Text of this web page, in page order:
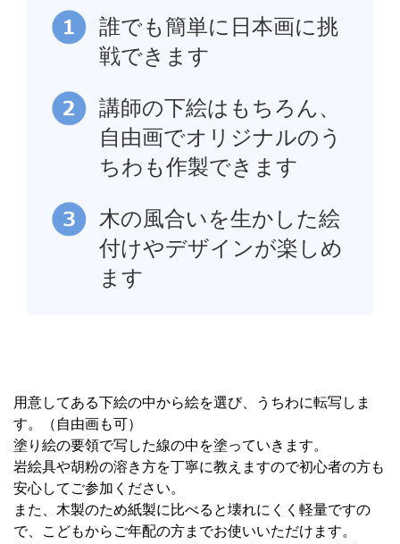
誰でも簡単に日本画に挑
戦できます
講師の下絵はもちろん、
自由画でオリジナルのう
ちわも作製できます
木の風合いを生かした絵
付けやデザインが楽しめ
ます
用意してある下絵の中から絵を選び、うちわに転写しま
す。（自由画も可）
塗り絵の要領で写した線の中を塗っていきます。
岩絵具や胡粉の溶き方を丁寧に教えますので初心者の方も
安心してご参加ください。
また、木製のため紙製に比べると壊れにくく軽量ですの
で、こどもからご年配の方までお使いいただけます。